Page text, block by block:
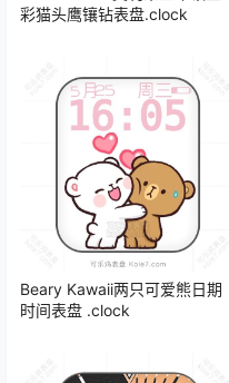
彩猫头鹰镶钻表盘.clock
Beary Kawaii两只可爱熊日期
时间表盘 .clock